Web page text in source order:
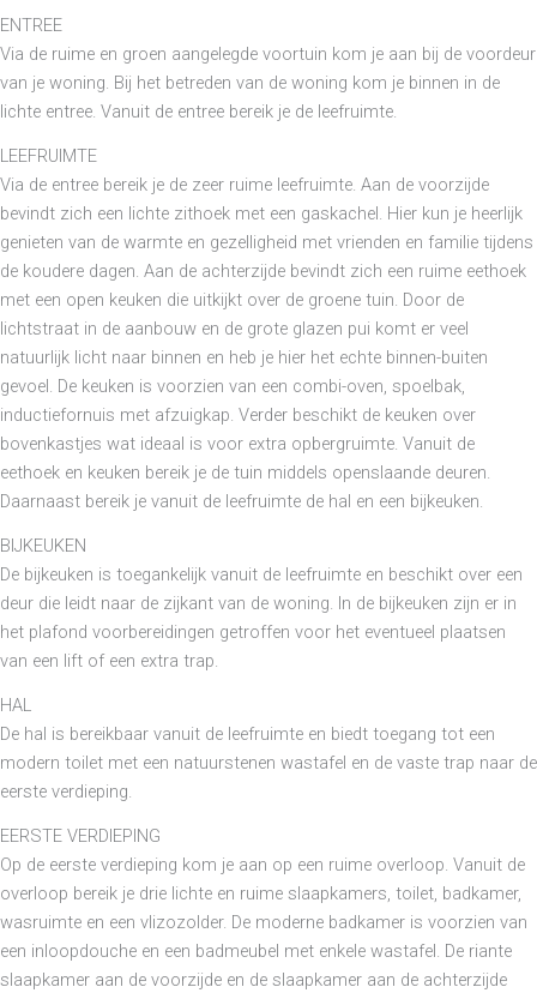
ENTREE
Via de ruime en groen aangelegde voortuin kom je aan bij de voordeur
van je woning. Bij het betreden van de woning kom je binnen in de
lichte entree. Vanuit de entree bereik je de leefruimte.
LEEFRUIMTE
Via de entree bereik je de zeer ruime leefruimte. Aan de voorzijde
bevindt zich een lichte zithoek met een gaskachel. Hier kun je heerlijk
genieten van de warmte en gezelligheid met vrienden en familie tijdens
de koudere dagen. Aan de achterzijde bevindt zich een ruime eethoek
met een open keuken die uitkijkt over de groene tuin. Door de
lichtstraat in de aanbouw en de grote glazen pui komt er veel
natuurlijk licht naar binnen en heb je hier het echte binnen-buiten
gevoel. De keuken is voorzien van een combi-oven, spoelbak,
inductiefornuis met afzuigkap. Verder beschikt de keuken over
bovenkastjes wat ideaal is voor extra opbergruimte. Vanuit de
eethoek en keuken bereik je de tuin middels openslaande deuren.
Daarnaast bereik je vanuit de leefruimte de hal en een bijkeuken.
BIJKEUKEN
De bijkeuken is toegankelijk vanuit de leefruimte en beschikt over een
deur die leidt naar de zijkant van de woning. In de bijkeuken zijn er in
het plafond voorbereidingen getroffen voor het eventueel plaatsen
van een lift of een extra trap.
HAL
De hal is bereikbaar vanuit de leefruimte en biedt toegang tot een
modern toilet met een natuurstenen wastafel en de vaste trap naar de
eerste verdieping.
EERSTE VERDIEPING
Op de eerste verdieping kom je aan op een ruime overloop. Vanuit de
overloop bereik je drie lichte en ruime slaapkamers, toilet, badkamer,
wasruimte en een vlizozolder. De moderne badkamer is voorzien van
een inloopdouche en een badmeubel met enkele wastafel. De riante
slaapkamer aan de voorzijde en de slaapkamer aan de achterzijde